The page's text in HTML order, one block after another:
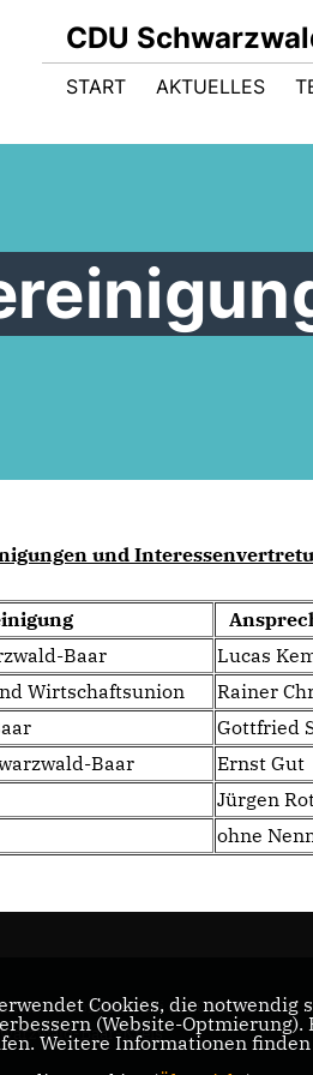
CDU
START AKTUELLES
und
Baar
Lucas
Wirtschaftsunion
Rainer
Gottfried
Baar
Ernst Gut
Jürgen
ohne
willkommen bei der CDU im
Baar-Kreis
Cookies, die
(Website-
Weitere Informationen